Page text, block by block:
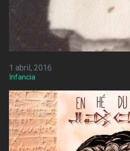
1 abril, 2016
Infancia